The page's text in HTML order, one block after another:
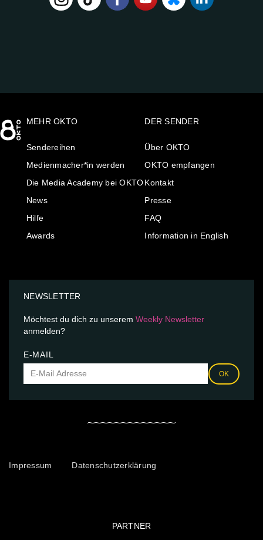
MEHR OKTO
Sendereihen
Medienmacher*in werden
Die Media Academy bei OKTO
News
Hilfe
Awards
DER SENDER
Über OKTO
OKTO empfangen
Kontakt
Presse
FAQ
Information in English
NEWSLETTER
Möchtest du dich zu unserem Weekly Newsletter
anmelden?
E-MAIL
OK
Impressum Datenschutzerklärung
PARTNER